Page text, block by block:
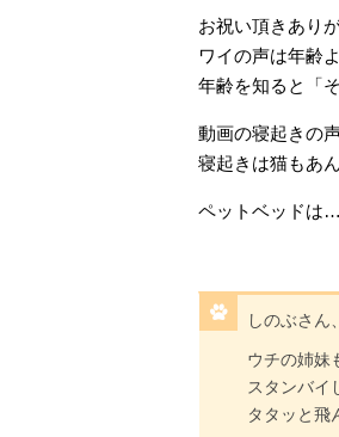
お祝い頂きあり
ワイの声は年齢
年齢を知ると「
動画の寝起きの
寝起きは猫もあ
ペットベッドは
しのぶさん
ウチの姉妹
スタンバイ
タタッと飛